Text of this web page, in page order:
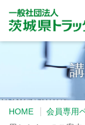
HOME 会員専用